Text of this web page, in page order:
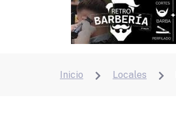
Inicio  Locales 